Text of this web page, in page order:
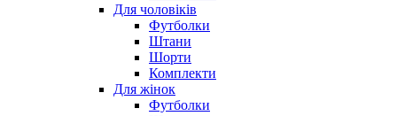
Для чоловіків
Футболки
Штани
Шорти
Комплекти
Для жінок
Футболки